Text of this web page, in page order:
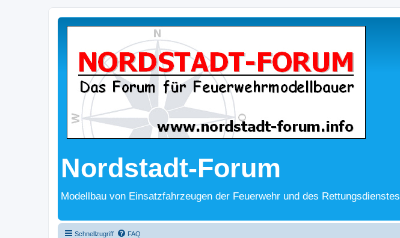
Nordstadt-Forum
Modellbau von Einsatzfahrzeugen der Feuerwehr und des Rettungsdienstes
Schnellzugriff FAQ